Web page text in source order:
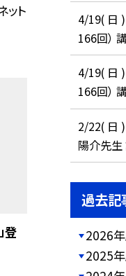
ット
登
4/19( 日 )
166回）
4/19( 日 )
166回）
2/22( 日 )
陽介先
過去記
2026
2025